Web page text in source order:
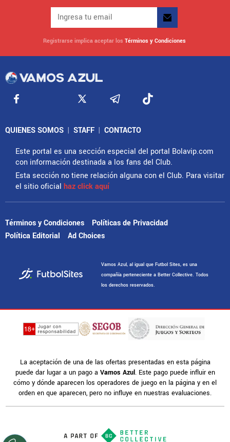
Registrarse implica aceptar los Términos y Condiciones
QUIENES SOMOS | STAFF | CONTACTO
Este portal es una sección especial del portal Bolavip.com
con información destinada a los fans del Club.
Esta sección no tiene relación alguna con el Club. Para visitar
el sitio oficial haz click aquí
Términos y Condiciones
Políticas de Privacidad
Política Editorial
Ad Choices
Vamos Azul, al igual que Futbol Sites, es una
compañía perteneciente a Better Collective. Todos
los derechos reservados.
La aceptación de una de las ofertas presentadas en esta página
puede dar lugar a un pago a Vamos Azul. Este pago puede influir en
cómo y dónde aparecen los operadores de juego en la página y en el
orden en que aparecen, pero no influye en nuestras evaluaciones.